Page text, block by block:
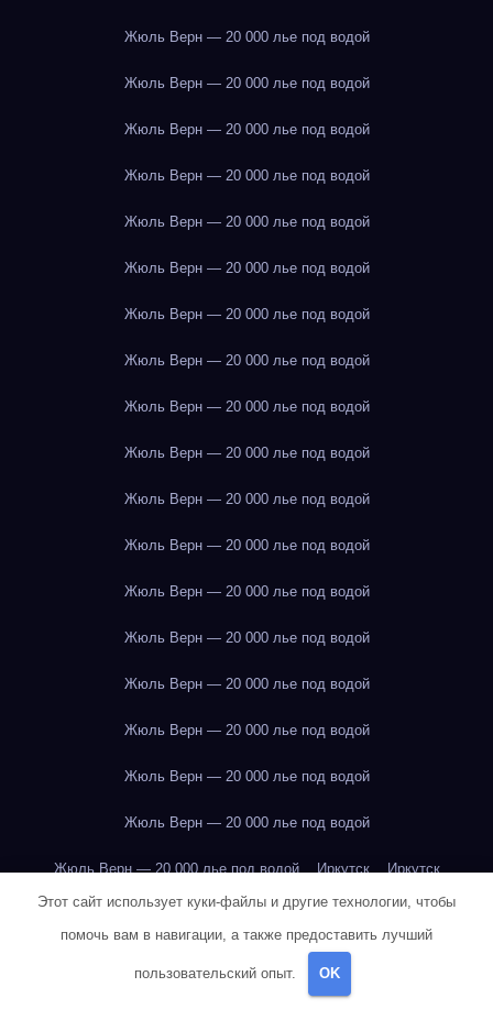
Жюль Верн — 20 000 лье под водой
Жюль Верн — 20 000 лье под водой
Жюль Верн — 20 000 лье под водой
Жюль Верн — 20 000 лье под водой
Жюль Верн — 20 000 лье под водой
Жюль Верн — 20 000 лье под водой
Жюль Верн — 20 000 лье под водой
Жюль Верн — 20 000 лье под водой
Жюль Верн — 20 000 лье под водой
Жюль Верн — 20 000 лье под водой
Жюль Верн — 20 000 лье под водой
Жюль Верн — 20 000 лье под водой
Жюль Верн — 20 000 лье под водой
Жюль Верн — 20 000 лье под водой
Жюль Верн — 20 000 лье под водой
Жюль Верн — 20 000 лье под водой
Жюль Верн — 20 000 лье под водой
Жюль Верн — 20 000 лье под водой
Жюль Верн — 20 000 лье под водой Иркутск Иркутск
Иркутск Иркутск Иркутск
Этот сайт использует куки-файлы и другие технологии, чтобы
помочь вам в навигации, а также предоставить лучший
пользовательский опыт. OK